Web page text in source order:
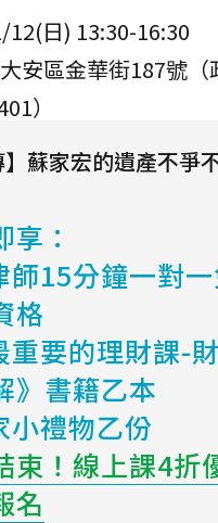
日) 13:30-16:30
安區金華街187號（
）
】蘇家宏的遺產不爭
享：
15分鐘一對
格
要的理財課-
》書籍乙本
禮物乙份
束！線上課4折
名